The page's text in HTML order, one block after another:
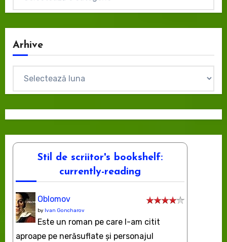
Arhive
Stil de scriitor's bookshelf:
currently-reading
Oblomov
by Ivan Goncharov
Este un roman pe care l-am citit
aproape pe nerăsuflate şi personajul